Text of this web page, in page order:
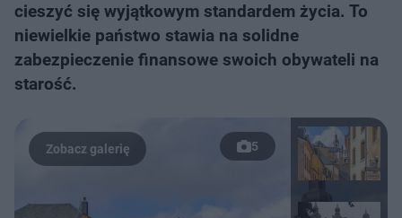
cieszyć się wyjątkowym standardem życia. To
niewielkie państwo stawia na solidne
zabezpieczenie finansowe swoich obywateli na
starość.
5